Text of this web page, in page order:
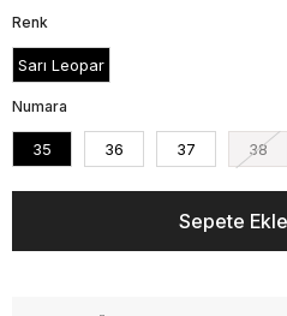
Renk
Sarı Leopar
Numara
35 36 37 38